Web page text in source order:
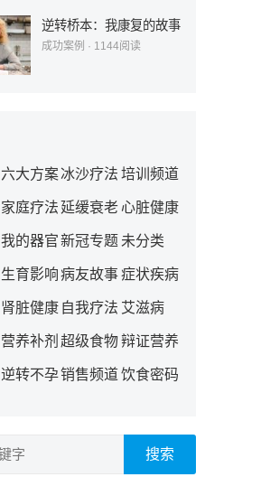
逆转桥本：我康复的故事
成功案例 · 1144阅读
六大方案冰沙疗法 培训频道
家庭疗法 延缓衰老 心脏健康
我的器官新冠专题 未分类
生育影响病友故事症状疾病
肾脏健康 自我疗法 艾滋病
营养补剂 超级食物辩证营养
逆转不孕销售频道饮食密码
搜索